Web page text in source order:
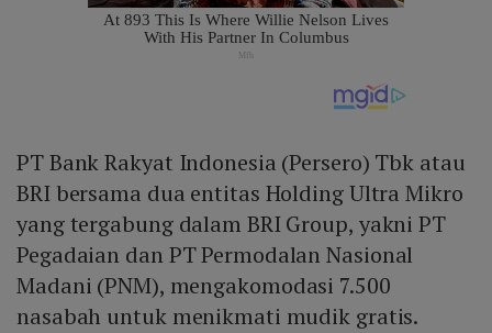
PT Bank Rakyat Indonesia (Persero) Tbk atau
BRI bersama dua entitas Holding Ultra Mikro
yang tergabung dalam BRI Group, yakni PT
Pegadaian dan PT Permodalan Nasional
Madani (PNM), mengakomodasi 7.500
nasabah untuk menikmati mudik gratis.